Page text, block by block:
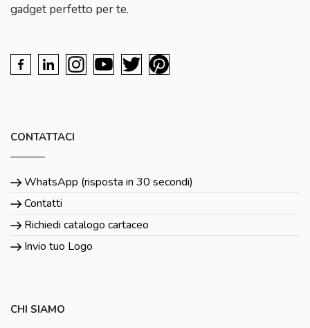
gadget perfetto per te.
CONTATTACI
WhatsApp (risposta in 30 secondi)
Contatti
Richiedi catalogo cartaceo
Invio tuo Logo
CHI SIAMO